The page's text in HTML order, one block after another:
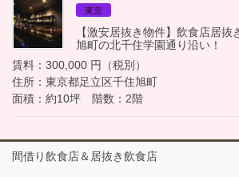
東京
【激安居抜き物件】飲食店居
旭町の北千住学園通り沿い！
賃料：300,000 円（税別）
住所：東京都足立区千住旭町
面積：約10坪 階数：2階
間借り飲食店＆居抜き飲食店